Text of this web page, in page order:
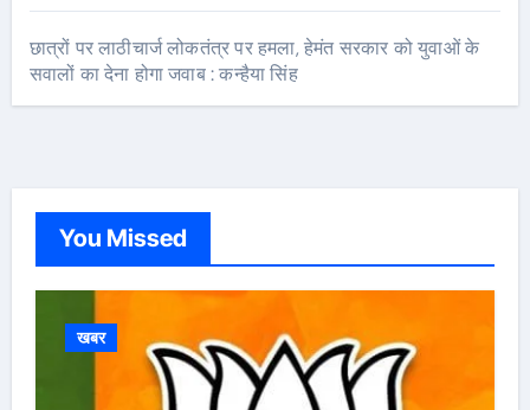
छात्रों पर लाठीचार्ज लोकतंत्र पर हमला, हेमंत सरकार को युवाओं के
सवालों का देना होगा जवाब : कन्हैया सिंह
You Missed
खबर